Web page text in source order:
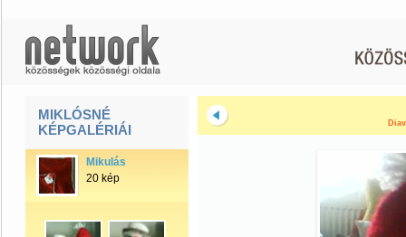
MIKLÓSNÉ
KÉPGALÉRIÁI
Mikulás
20 kép